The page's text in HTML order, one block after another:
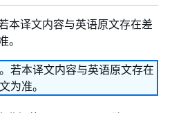
本译文内容与英语原文存在差
。
若本译文内容与英语原文存在
为准。